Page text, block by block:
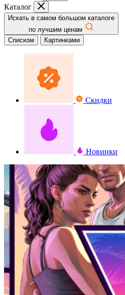
Каталог
Искать в самом большом каталоге
по лучшим ценам
Списком
Картинками
Скидки
Новинки